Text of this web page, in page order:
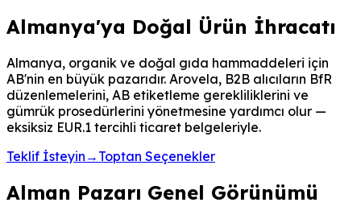
Almanya'ya Doğal Ürün İhracatı
Almanya, organik ve doğal gıda hammaddeleri için
AB'nin en büyük pazarıdır. Arovela, B2B alıcıların BfR
düzenlemelerini, AB etiketleme gerekliliklerini ve
gümrük prosedürlerini yönetmesine yardımcı olur —
eksiksiz EUR.1 tercihli ticaret belgeleriyle.
Teklif İsteyin → Toptan Seçenekler
Alman Pazarı Genel Görünümü